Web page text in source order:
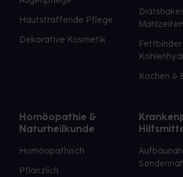
Hautstraffende Pflege
Dekorative Kosmetik
Kochen &
Homöopathie &
Naturheilkunde
Homöopathisch
Pflanzlich